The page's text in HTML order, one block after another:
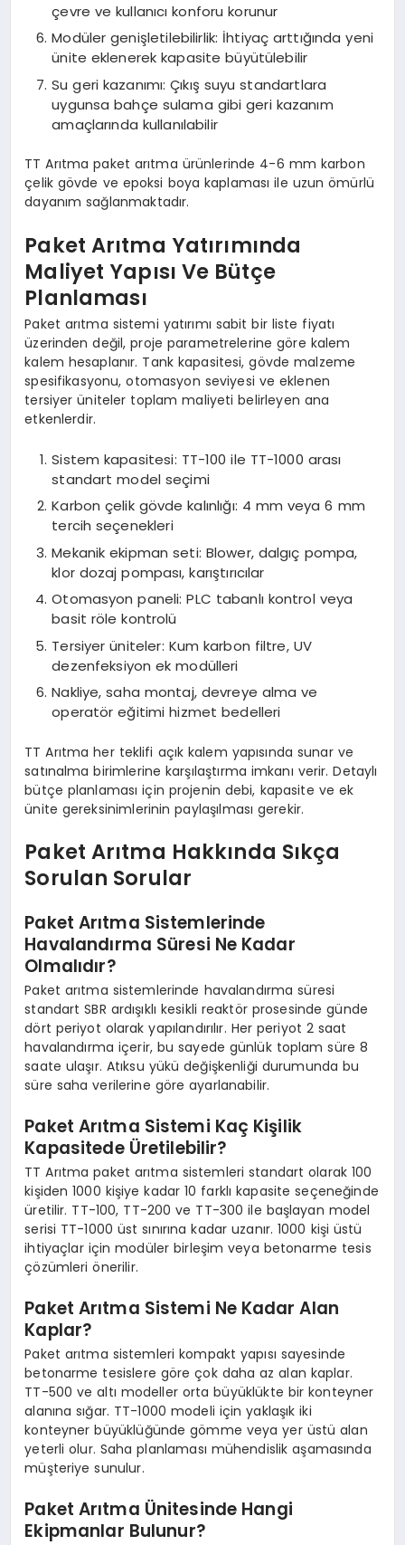
çevre ve kullanıcı konforu korunur
Modüler genişletilebilirlik: İhtiyaç arttığında yeni
ünite eklenerek kapasite büyütülebilir
Su geri kazanımı: Çıkış suyu standartlara
uygunsa bahçe sulama gibi geri kazanım
amaçlarında kullanılabilir
TT Arıtma paket arıtma ürünlerinde 4-6 mm karbon
çelik gövde ve epoksi boya kaplaması ile uzun ömürlü
dayanım sağlanmaktadır.
Paket Arıtma Yatırımında
Maliyet Yapısı Ve Bütçe
Planlaması
Paket arıtma sistemi yatırımı sabit bir liste fiyatı
üzerinden değil, proje parametrelerine göre kalem
kalem hesaplanır. Tank kapasitesi, gövde malzeme
spesifikasyonu, otomasyon seviyesi ve eklenen
tersiyer üniteler toplam maliyeti belirleyen ana
etkenlerdir.
Sistem kapasitesi: TT-100 ile TT-1000 arası
standart model seçimi
Karbon çelik gövde kalınlığı: 4 mm veya 6 mm
tercih seçenekleri
Mekanik ekipman seti: Blower, dalgıç pompa,
klor dozaj pompası, karıştırıcılar
Otomasyon paneli: PLC tabanlı kontrol veya
basit röle kontrolü
Tersiyer üniteler: Kum karbon filtre, UV
dezenfeksiyon ek modülleri
Nakliye, saha montaj, devreye alma ve
operatör eğitimi hizmet bedelleri
TT Arıtma her teklifi açık kalem yapısında sunar ve
satınalma birimlerine karşılaştırma imkanı verir. Detaylı
bütçe planlaması için projenin debi, kapasite ve ek
ünite gereksinimlerinin paylaşılması gerekir.
Paket Arıtma Hakkında Sıkça
Sorulan Sorular
Paket Arıtma Sistemlerinde
Havalandırma Süresi Ne Kadar
Olmalıdır?
Paket arıtma sistemlerinde havalandırma süresi
standart SBR ardışıklı kesikli reaktör prosesinde günde
dört periyot olarak yapılandırılır. Her periyot 2 saat
havalandırma içerir, bu sayede günlük toplam süre 8
saate ulaşır. Atıksu yükü değişkenliği durumunda bu
süre saha verilerine göre ayarlanabilir.
Paket Arıtma Sistemi Kaç Kişilik
Kapasitede Üretilebilir?
TT Arıtma paket arıtma sistemleri standart olarak 100
kişiden 1000 kişiye kadar 10 farklı kapasite seçeneğinde
üretilir. TT-100, TT-200 ve TT-300 ile başlayan model
serisi TT-1000 üst sınırına kadar uzanır. 1000 kişi üstü
ihtiyaçlar için modüler birleşim veya betonarme tesis
çözümleri önerilir.
Paket Arıtma Sistemi Ne Kadar Alan
Kaplar?
Paket arıtma sistemleri kompakt yapısı sayesinde
betonarme tesislere göre çok daha az alan kaplar.
TT-500 ve altı modeller orta büyüklükte bir konteyner
alanına sığar. TT-1000 modeli için yaklaşık iki
konteyner büyüklüğünde gömme veya yer üstü alan
yeterli olur. Saha planlaması mühendislik aşamasında
müşteriye sunulur.
Paket Arıtma Ünitesinde Hangi
Ekipmanlar Bulunur?